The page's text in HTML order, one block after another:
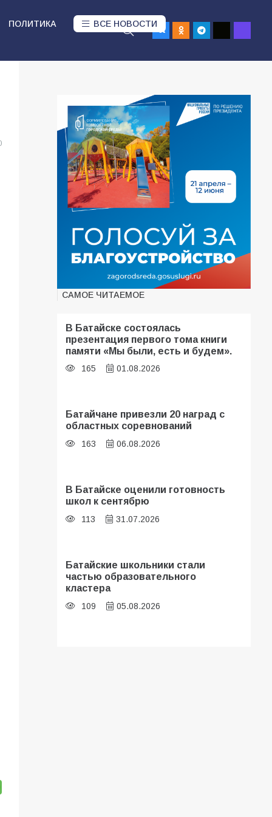
ПОЛИТИКА ВСЕ НОВОСТИ
САМОЕ ЧИТАЕМОЕ
В Батайске состоялась
презентация первого тома книги
памяти «Мы были, есть и будем».
165 01.08.2026
Батайчане привезли 20 наград с
областных соревнований
163 06.08.2026
В Батайске оценили готовность
школ к сентябрю
113 31.07.2026
Батайские школьники стали
частью образовательного
кластера
109 05.08.2026